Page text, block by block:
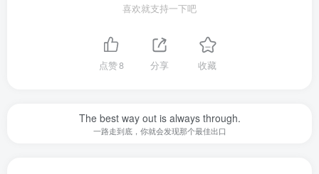
喜欢就支持一下吧
点赞8 分享 收藏
The best way out is always through.
一路走到底，你就会发现那个最佳出口